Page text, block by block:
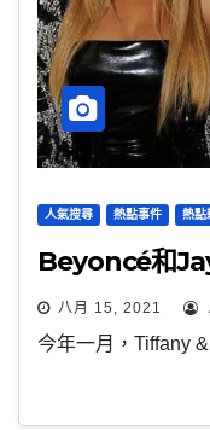
人氣搜尋 熱點事件 熱點
Beyoncé和
八月 15, 2021
今年一月，Tiffany